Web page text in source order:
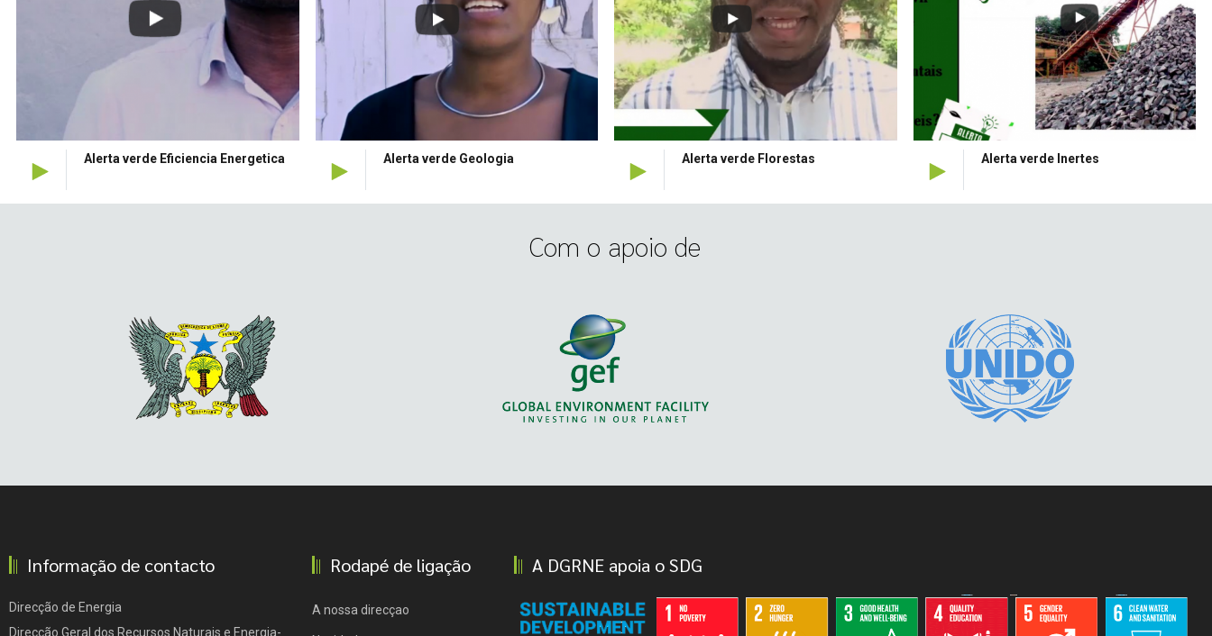
Alerta verde Eficiencia Energetica Alerta verde Geologia Alerta verde Florestas Alerta verde Inertes
Com o apoio de
Informação de contacto
Direcção de Energia
Direcção Geral dos Recursos Naturais e Energia-
Rodapé de ligação
A nossa direcçao
A DGRNE apoia o SDG